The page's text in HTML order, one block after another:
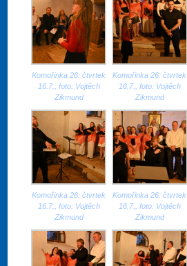
Komořinka 26: čtvrtek
16.7., foto: Vojtěch
Zikmund
Komořinka 26: čtvrtek
16.7., foto: Vojtěch
Zikmund
Komořinka 26: čtvrtek
16.7., foto: Vojtěch
Zikmund
Komořinka 26: čtvrtek
16.7., foto: Vojtěch
Zikmund